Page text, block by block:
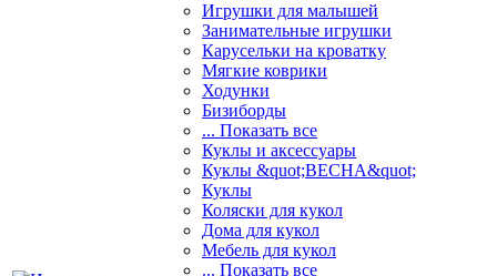
Игрушки для малышей
Занимательные игрушки
Карусельки на кроватку
Мягкие коврики
Ходунки
Бизиборды
... Показать все
Куклы и аксессуары
Куклы &quot;ВЕСНА&quot;
Куклы
Коляски для кукол
Дома для кукол
Мебель для кукол
... Показать все